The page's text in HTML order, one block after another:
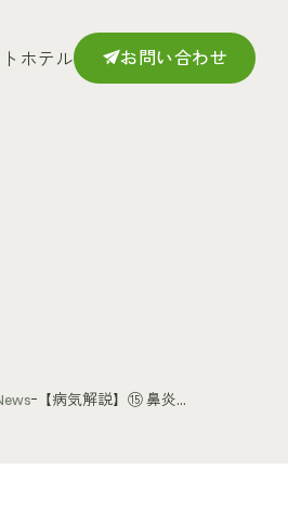
ホテル お問い合わせ
【病気解説】⑮ 鼻炎...